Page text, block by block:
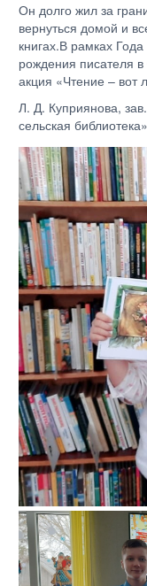
Он долго жил за
вернуться домой и
книгах.В рамках
рождения писателя
акция «Чтение – вот
Л. Д. Куприянова,
сельская библиотека»